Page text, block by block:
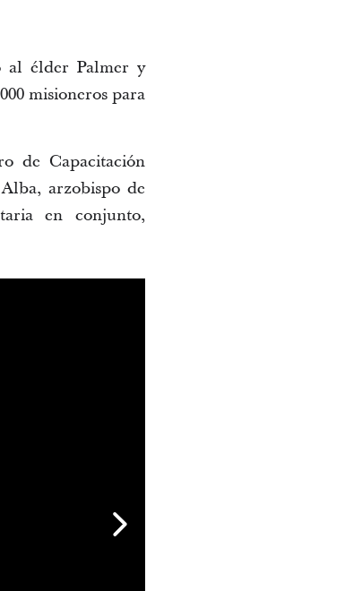
al élder Palmer y
misioneros para
de Capacitación
arzobispo de
en conjunto,